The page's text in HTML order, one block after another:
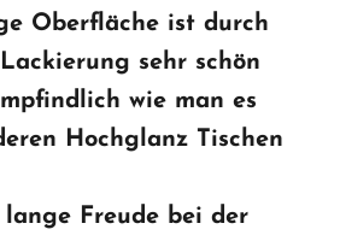
Oberfläche ist durch
sehr schön
wie man es
Hochglanz Tischen
lange Freude bei der